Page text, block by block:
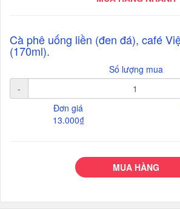
Cà phê uống liền (đen đá), café
(170ml).
Số lượng mua
-
Đơn giá
13.000₫
MUA HÀNG